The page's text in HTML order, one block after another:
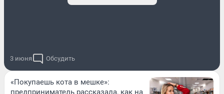
3 июня Обсудить
«Покупаешь кота в мешке»: